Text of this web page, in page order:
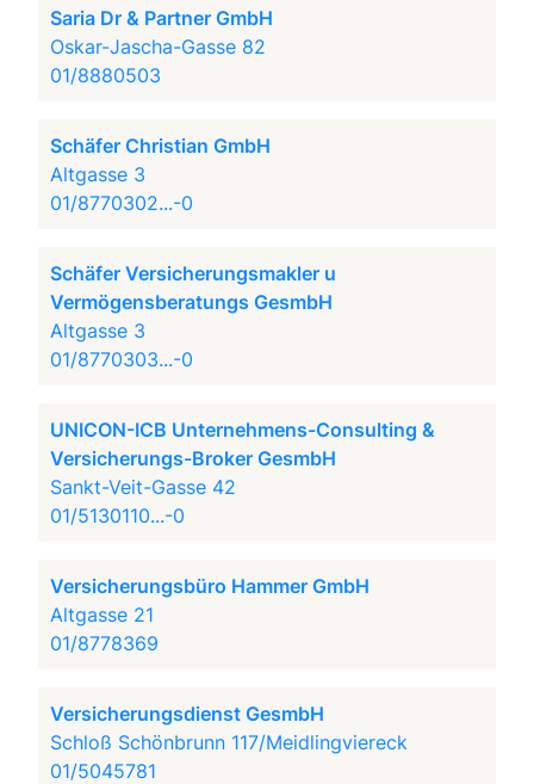
Saria Dr & Partner GmbH
Oskar-Jascha-Gasse 82
01/8880503
Schäfer Christian GmbH
Altgasse 3
01/8770302...-0
Schäfer Versicherungsmakler u
Vermögensberatungs GesmbH
Altgasse 3
01/8770303...-0
UNICON-ICB Unternehmens-Consulting &
Versicherungs-Broker GesmbH
Sankt-Veit-Gasse 42
01/5130110...-0
Versicherungsbüro Hammer GmbH
Altgasse 21
01/8778369
Versicherungsdienst GesmbH
Schloß Schönbrunn 117/Meidlingviereck
01/5045781